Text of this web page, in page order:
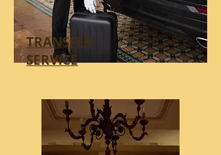
TRANSFER
SERVICE